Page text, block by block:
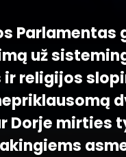
Parlamentas
už
religijos
Dorje mirties